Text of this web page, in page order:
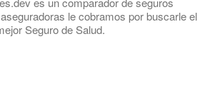
le cobramos por buscarle el
Seguro de Salud.